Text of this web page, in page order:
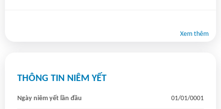
Xem thêm
THÔNG TIN NIÊM YẾT
Ngày niêm yết lần đầu 01/01/0001